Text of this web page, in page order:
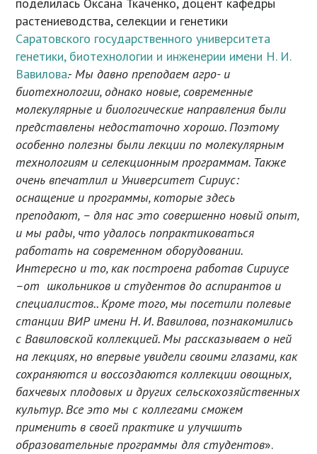
поделилась Оксана Ткаченко, доцент кафедры
растениеводства, селекции и генетики
Саратовского государственного университета
генетики, биотехнологии и инженерии имени Н. И.
Вавилова.-Мы давно преподаем агро- и
биотехнологии, однако новые, современные
молекулярные и биологические направления были
представлены недостаточно хорошо. Поэтому
особенно полезны были лекции по молекулярным
технологиям и селекционным программам. Также
очень впечатлил и Университет Сириус:
оснащение и программы, которые здесь
преподают, – для нас это совершенно новый опыт,
и мы рады, что удалось попрактиковаться
работать на современном оборудовании.
Интересно и то, как построена работав Сириусе
–от школьников и студентов до аспирантов и
специалистов.. Кроме того, мы посетили полевые
станции ВИР имени Н. И. Вавилова, познакомились
с Вавиловской коллекцией. Мы рассказываем о ней
на лекциях, но впервые увидели своими глазами, как
сохраняются и воссоздаются коллекции овощных,
бахчевых плодовых и других сельскохозяйственных
культур. Все это мы с коллегами сможем
применить в своей практике и улучшить
образовательные программы для студентов».